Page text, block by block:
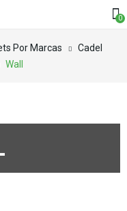
0
Por Marcas
Cadel
Wall